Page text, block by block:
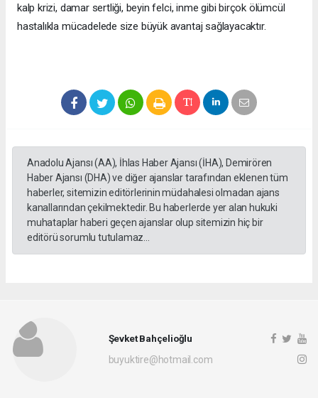
kalp krizi, damar sertliği, beyin felci, inme gibi birçok ölümcül
hastalıkla mücadelede size büyük avantaj sağlayacaktır.
Anadolu Ajansı (AA), İhlas Haber Ajansı (İHA), Demirören
Haber Ajansı (DHA) ve diğer ajanslar tarafından eklenen tüm
haberler, sitemizin editörlerinin müdahalesi olmadan ajans
kanallarından çekilmektedir. Bu haberlerde yer alan hukuki
muhataplar haberi geçen ajanslar olup sitemizin hiç bir
editörü sorumlu tutulamaz...
Şevket Bahçelioğlu
buyuktire@hotmail.com